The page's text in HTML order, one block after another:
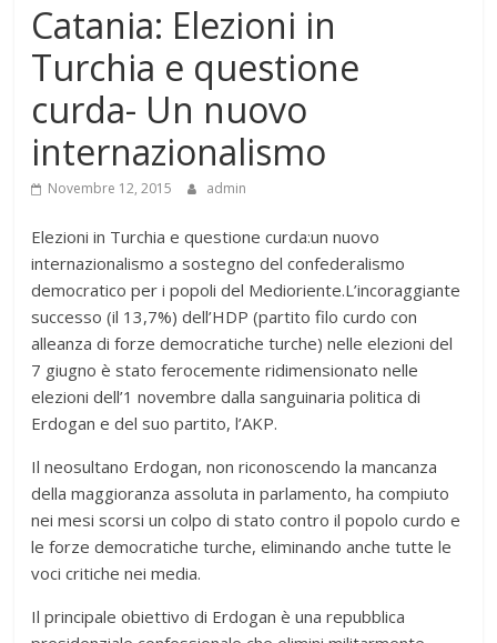
Catania: Elezioni in
Turchia e questione
curda- Un nuovo
internazionalismo
Novembre 12, 2015 admin
Elezioni in Turchia e questione curda:un nuovo
internazionalismo a sostegno del confederalismo
democratico per i popoli del Medioriente.L’incoraggiante
successo (il 13,7%) dell’HDP (partito filo curdo con
alleanza di forze democratiche turche) nelle elezioni del
7 giugno è stato ferocemente ridimensionato nelle
elezioni dell’1 novembre dalla sanguinaria politica di
Erdogan e del suo partito, l’AKP.
Il neosultano Erdogan, non riconoscendo la mancanza
della maggioranza assoluta in parlamento, ha compiuto
nei mesi scorsi un colpo di stato contro il popolo curdo e
le forze democratiche turche, eliminando anche tutte le
voci critiche nei media.
Il principale obiettivo di Erdogan è una repubblica